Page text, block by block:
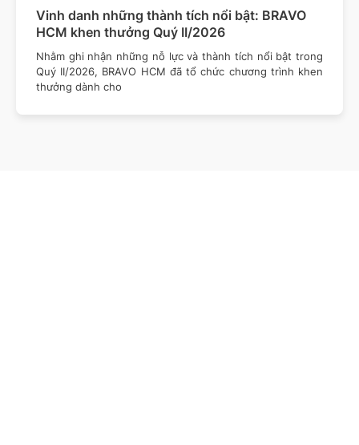
Vinh danh những thành tích nổi bật: BRAVO
HCM khen thưởng Quý II/2026
Nhằm ghi nhận những nỗ lực và thành tích nổi bật trong
Quý II/2026, BRAVO HCM đã tổ chức chương trình khen
thưởng dành cho